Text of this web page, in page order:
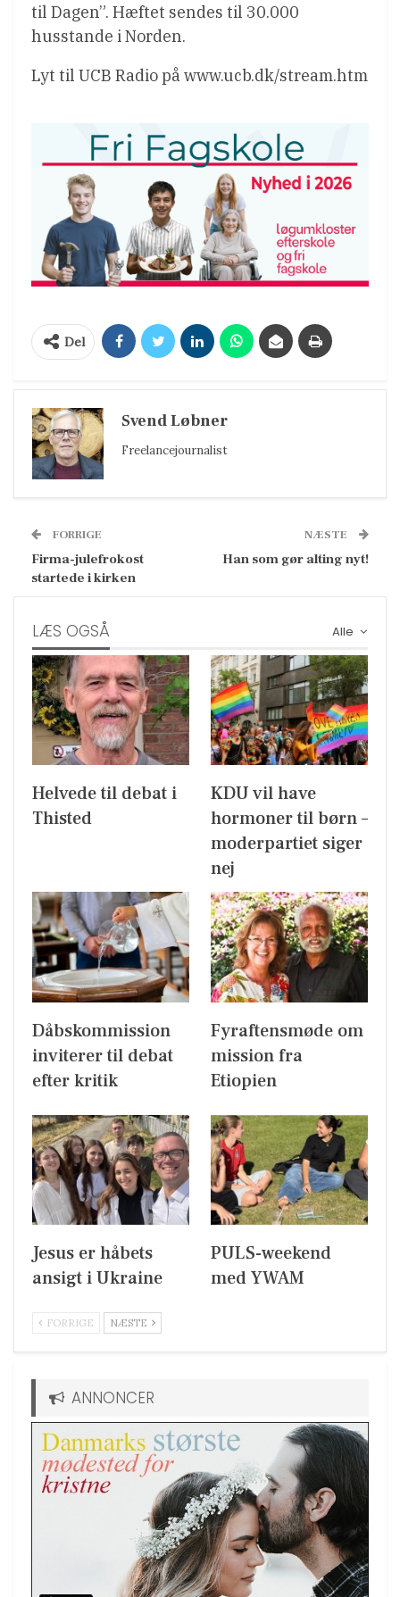
til Dagen”. Hæftet sendes til 30.000
husstande i Norden.
Lyt til UCB Radio på www.ucb.dk/stream.htm
Del
Svend Løbner
Freelancejournalist
FORRIGE
Firma-julefrokost
startede i kirken
NÆSTE
Han som gør alting nyt!
Alle
LÆS OGSÅ
Helvede til debat i
Thisted
KDU vil have
hormoner til børn –
moderpartiet siger
nej
Dåbskommission
inviterer til debat
efter kritik
Fyraftensmøde om
mission fra
Etiopien
Jesus er håbets
ansigt i Ukraine
PULS-weekend
med YWAM
FORRIGE NÆSTE
ANNONCER